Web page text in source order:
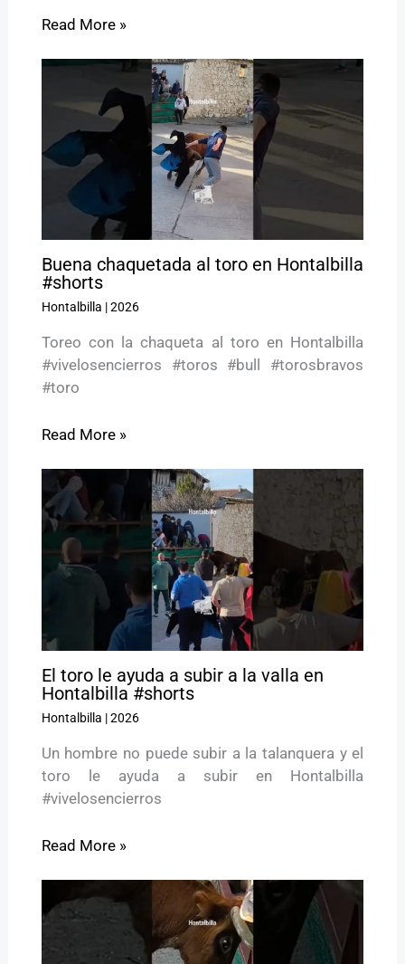
Read More »
Buena chaquetada al toro en Hontalbilla
#shorts
Hontalbilla |2026
Toreo con la chaqueta al toro en Hontalbilla
#vivelosencierros #toros #bull #torosbravos
#toro
Read More »
El toro le ayuda a subir a la valla en
Hontalbilla #shorts
Hontalbilla |2026
Un hombre no puede subir a la talanquera y el
toro le ayuda a subir en Hontalbilla
#vivelosencierros
Read More »